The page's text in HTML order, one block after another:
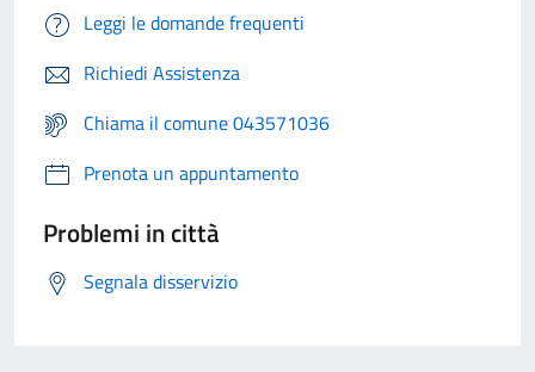
Leggi le domande frequenti
Richiedi Assistenza
Chiama il comune 043571036
Prenota un appuntamento
Problemi in città
Segnala disservizio